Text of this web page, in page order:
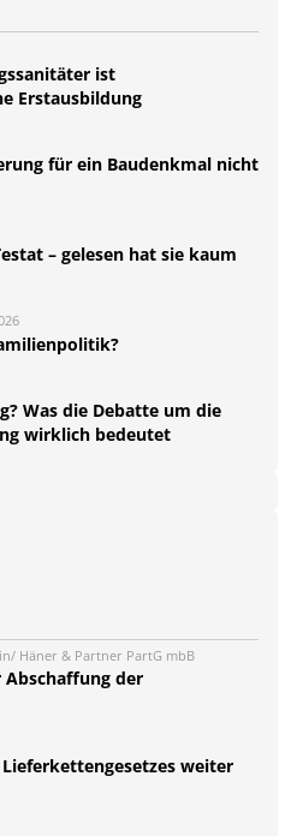
ist
Erstausbildung
für ein Baudenkmal nicht
– gelesen hat sie kaum
Was die Debatte um die
wirklich bedeutet
Häner & Partner PartG mbB
Abschaffung der
weiter